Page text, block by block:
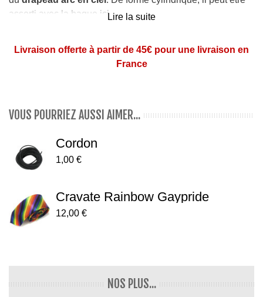
assorti avec la bague ici
de hauteur
Vendu sans chaîne. Pensez au cordon vendu
Lire la suite
Livraison offerte à partir de 45€ pour une livraison en
France
VOUS POURRIEZ AUSSI AIMER...
Cordon
1,00 €
Cravate Rainbow Gaypride
12,00 €
NOS PLUS...